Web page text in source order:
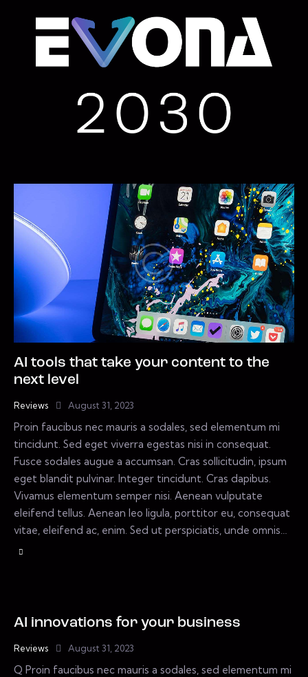
AI tools that take your content to the
next level
Reviews August 31, 2023
Proin faucibus nec mauris a sodales, sed elementum mi
tincidunt. Sed eget viverra egestas nisi in consequat.
Fusce sodales augue a accumsan. Cras sollicitudin, ipsum
eget blandit pulvinar. Integer tincidunt. Cras dapibus.
Vivamus elementum semper nisi. Aenean vulputate
eleifend tellus. Aenean leo ligula, porttitor eu, consequat
vitae, eleifend ac, enim. Sed ut perspiciatis, unde omnis…
AI innovations for your business
Reviews August 31, 2023
Q Proin faucibus nec mauris a sodales, sed elementum mi